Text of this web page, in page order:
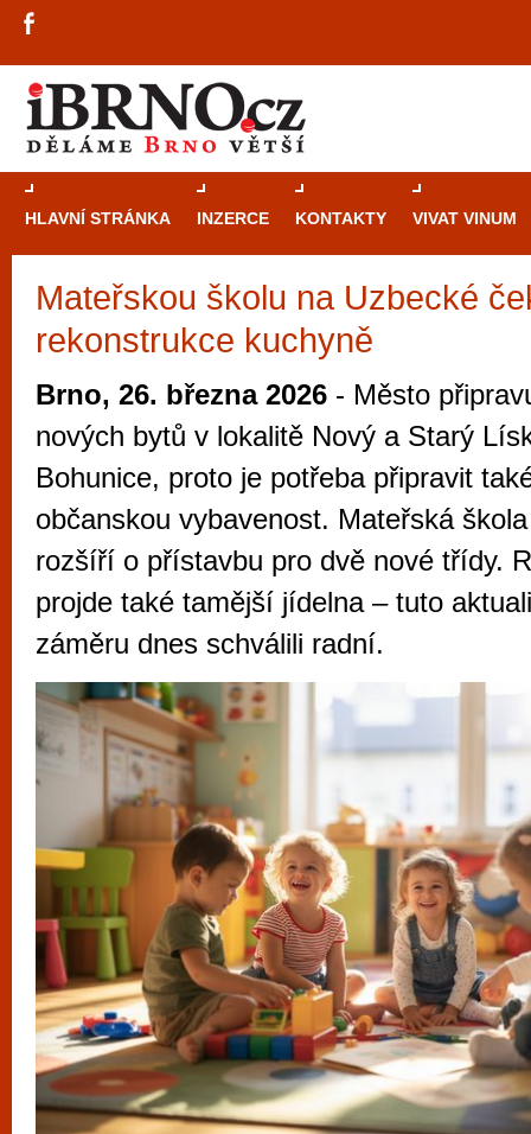
HLAVNÍ STRÁNKA INZERCE KONTAKTY VIVAT VINUM
Mateřskou školu na Uzbecké
rekonstrukce kuchyně
Brno, 26. března 2026 - Město
nových bytů v lokalitě Nový a Starý
Bohunice, proto je potřeba připravit
občanskou vybavenost. Mateřská
rozšíří o přístavbu pro dvě nové třídy.
projde také tamější jídelna – tuto
záměru dnes schválili radní.
Průvodce
Brně: Od
Brno je
zajímavé
restaurace,
Mimo jiné je ale také místem, kde si
vyzkoušet různé kasinové hry. V
metropoli naleznete širokou nabídku her
po moderní automaty jak pro pravidelné
příležitostné hráče. V...